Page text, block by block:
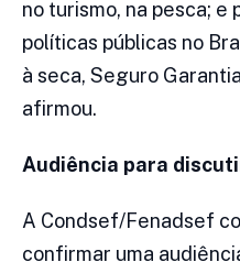
no turismo, na pesca; e
políticas públicas no
à seca, Seguro
afirmou.
Audiência para
A Condsef/Fenadsef
confirmar uma